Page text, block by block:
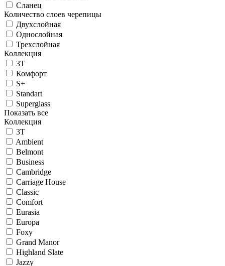
Сланец
Количество слоев черепицы
Двухслойная
Однослойная
Трехслойная
Коллекция
3T
Комфорт
S+
Standart
Superglass
Показать все
Коллекция
3T
Ambient
Belmont
Business
Cambridge
Carriage House
Classic
Comfort
Eurasia
Europa
Foxy
Grand Manor
Highland Slate
Jazzy